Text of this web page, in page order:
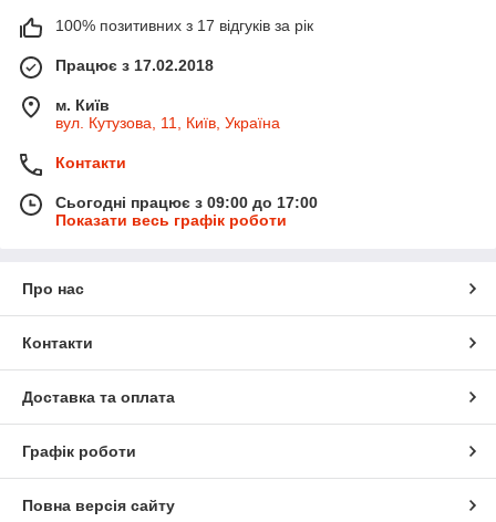
100% позитивних з 17 відгуків за рік
Працює з 17.02.2018
м. Київ
вул. Кутузова, 11, Київ, Україна
Контакти
Сьогодні працює з 09:00 до 17:00
Показати весь графік роботи
Про нас
Контакти
Доставка та оплата
Графік роботи
Повна версія сайту